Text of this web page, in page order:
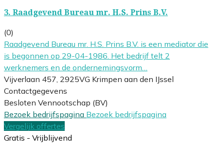
3. Raadgevend Bureau mr. H.S. Prins B.V.
(0)
Raadgevend Bureau mr. H.S. Prins B.V. is een mediator die
is begonnen op 29-04-1986. Het bedrijf telt 2
werknemers en de ondernemingsvorm…
Vijverlaan 457, 2925VG Krimpen aan den IJssel
Contactgegevens
Besloten Vennootschap (BV)
Bezoek bedrijfspagina Bezoek bedrijfspagina
Vergelijk offertes
Gratis - Vrijblijvend